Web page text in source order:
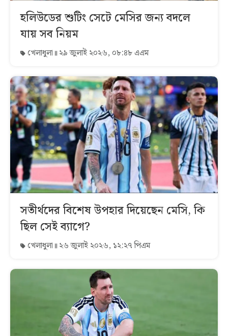
হলিউডের শুটিং সেটে মেসির জন্য বদলে
যায় সব নিয়ম
খেলাধুলা ২৯ জুলাই ২০২৬, ০৮:৪৮ এএম
সতীর্থদের বিশেষ উপহার দিয়েছেন মেসি, কি
ছিল সেই ব্যাগে?
খেলাধুলা ২৬ জুলাই ২০২৬, ১২:২৭ পিএম